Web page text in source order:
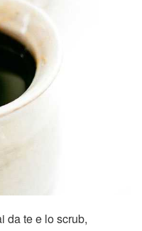
da te e lo scrub,